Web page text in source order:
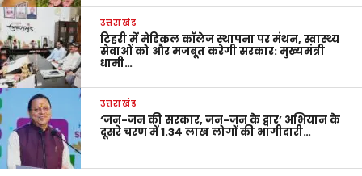
उत्तराखंड
टिहरी में मेडिकल कॉलेज स्थापना पर मंथन, स्वास्थ्य
सेवाओं को और मजबूत करेगी सरकार: मुख्यमंत्री
धामी…
उत्तराखंड
‘जन-जन की सरकार, जन-जन के द्वार’ अभियान के
दूसरे चरण में 1.34 लाख लोगों की भागीदारी…